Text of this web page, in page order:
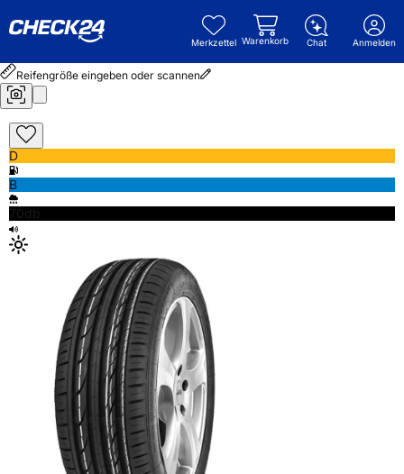
Merkzettel Warenkorb Chat Anmelden
Reifengröße eingeben oder scannen
D
B
70db